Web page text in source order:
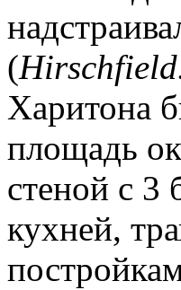
(
Харитона
площадь
стеной с
кухней,